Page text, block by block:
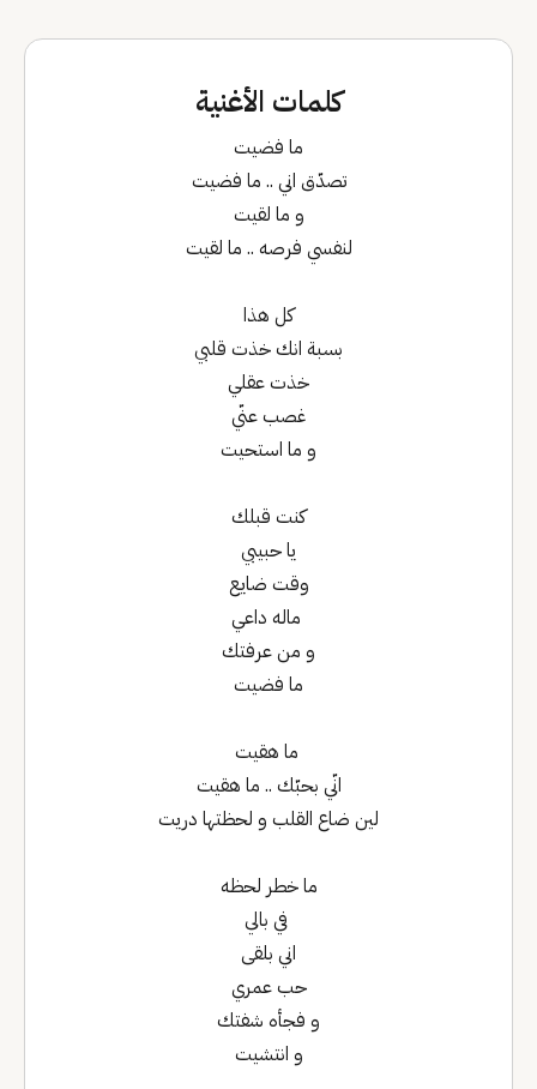
كلمات الأغنية
ما فضيت
‏تصدّق اني .. ما فضيت
‏و ما لقيت
لنفسي فرصه .. ما لقيت
‏كل هذا
‏بسبة انك‏ خذت قلبي
‏خذت عقلي
‏غصب عنّي
و ما استحيت
‏كنت قبلك
‏يا حبيبي
وقت ضايع
‏ ماله داعي
‏و من عرفتك
ما فضيت‏
‏ ما هقيت
انّي بحبّك .. ما هقيت
‏لين ضاع القلب و لحظتها دريت
‏ما خطر لحظه
‏ في بالي
‏اني بلقى
‏حب عمري
‏و فجأه شفتك
و انتشيت